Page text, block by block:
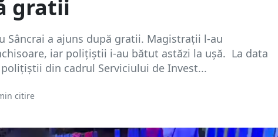
gratii
Sâncrai a ajuns după gratii. Magistrații l-au
iar polițiștii i-au bătut astăzi la ușă. La data
din cadrul Serviciului de Invest...
citire